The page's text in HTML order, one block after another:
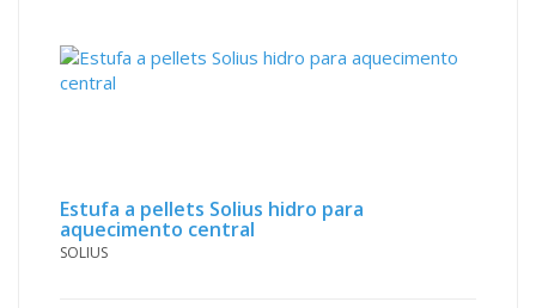
Estufa a pellets Solius hidro para
aquecimento central
SOLIUS